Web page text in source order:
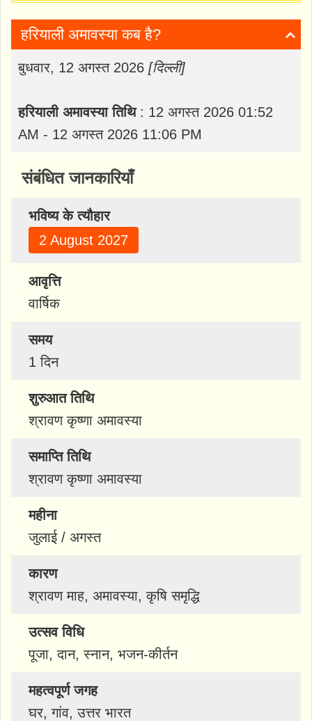
हरियाली अमावस्या कब है?
बुधवार, 12 अगस्त 2026 [दिल्ली]
हरियाली अमावस्या तिथि : 12 अगस्त 2026 01:52
AM - 12 अगस्त 2026 11:06 PM
संबंधित जानकारियाँ
भविष्य के त्यौहार
2 August 2027
आवृत्ति
वार्षिक
समय
1 दिन
शुरुआत तिथि
श्रावण कृष्णा अमावस्या
समाप्ति तिथि
श्रावण कृष्णा अमावस्या
महीना
जुलाई / अगस्त
कारण
श्रावण माह, अमावस्या, कृषि समृद्धि
उत्सव विधि
पूजा, दान, स्नान, भजन-कीर्तन
महत्वपूर्ण जगह
घर, गांव, उत्तर भारत